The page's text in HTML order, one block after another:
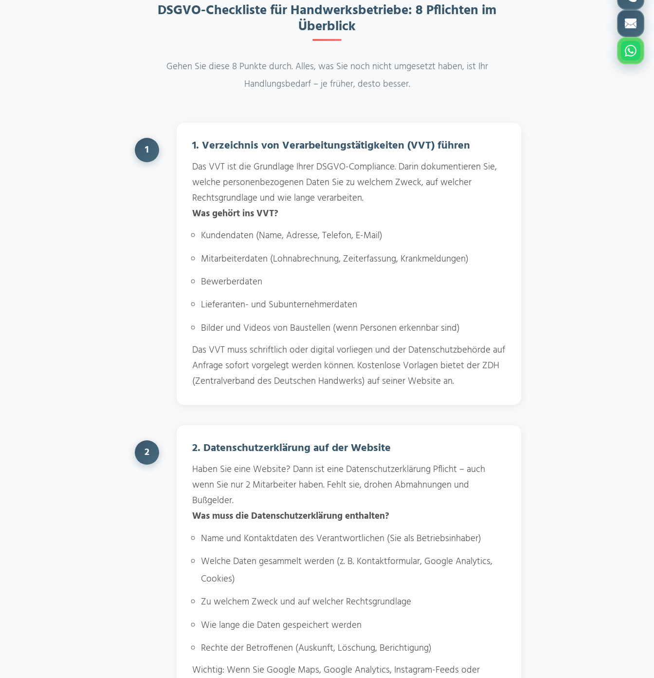
DSGVO-Checkliste für Handwerksbetriebe: 8 Pflichten im
Überblick
Gehen Sie diese 8 Punkte durch. Alles, was Sie noch nicht umgesetzt haben, ist Ihr
Handlungsbedarf – je früher, desto besser.
1 1. Verzeichnis von Verarbeitungstätigkeiten (VVT) führen
Das VVT ist die Grundlage Ihrer DSGVO-Compliance. Darin dokumentieren Sie,
welche personenbezogenen Daten Sie zu welchem Zweck, auf welcher
Rechtsgrundlage und wie lange verarbeiten.
Was gehört ins VVT?
Kundendaten (Name, Adresse, Telefon, E-Mail)
Mitarbeiterdaten (Lohnabrechnung, Zeiterfassung, Krankmeldungen)
Bewerberdaten
Lieferanten- und Subunternehmerdaten
Bilder und Videos von Baustellen (wenn Personen erkennbar sind)
Das VVT muss schriftlich oder digital vorliegen und der Datenschutzbehörde auf
Anfrage sofort vorgelegt werden können. Kostenlose Vorlagen bietet der ZDH
(Zentralverband des Deutschen Handwerks) auf seiner Website an.
2 2. Datenschutzerklärung auf der Website
Haben Sie eine Website? Dann ist eine Datenschutzerklärung Pflicht – auch
wenn Sie nur 2 Mitarbeiter haben. Fehlt sie, drohen Abmahnungen und
Bußgelder.
Was muss die Datenschutzerklärung enthalten?
Name und Kontaktdaten des Verantwortlichen (Sie als Betriebsinhaber)
Welche Daten gesammelt werden (z. B. Kontaktformular, Google Analytics,
Cookies)
Zu welchem Zweck und auf welcher Rechtsgrundlage
Wie lange die Daten gespeichert werden
Rechte der Betroffenen (Auskunft, Löschung, Berichtigung)
Wichtig: Wenn Sie Google Maps, Google Analytics, Instagram-Feeds oder